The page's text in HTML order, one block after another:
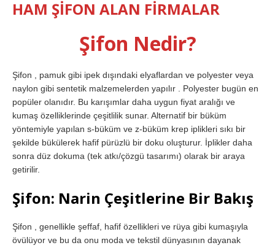
HAM ŞİFON ALAN FİRMALAR
Şifon Nedir?
Şifon , pamuk gibi ipek dışındaki elyaflardan ve polyester veya
naylon gibi sentetik malzemelerden yapılır . Polyester bugün en
popüler olanıdır. Bu karışımlar daha uygun fiyat aralığı ve
kumaş özelliklerinde çeşitlilik sunar. Alternatif bir büküm
yöntemiyle yapılan s-büküm ve z-büküm krep iplikleri sıkı bir
şekilde bükülerek hafif pürüzlü bir doku oluşturur. İplikler daha
sonra düz dokuma (tek atkı/çözgü tasarımı) olarak bir araya
getirilir.
Şifon: Narin Çeşitlerine Bir Bakış
Şifon , genellikle şeffaf, hafif özellikleri ve rüya gibi kumaşıyla
övülüyor ve bu da onu moda ve tekstil dünyasının dayanak